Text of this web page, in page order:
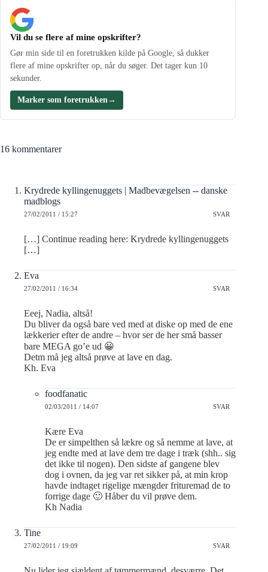
Vil du se flere af mine opskrifter?
Gør min side til en foretrukken kilde på Google, så dukker
flere af mine opskrifter op, når du søger. Det tager kun 10
sekunder.
Marker som foretrukken →
16 kommentarer
Krydrede kyllingenuggets | Madbevægelsen -- danske
madblogs
27/02/2011 / 15:27 SVAR
[…] Continue reading here: Krydrede kyllingenuggets
[…]
Eva
27/02/2011 / 16:34 SVAR
Eeej, Nadia, altså!
Du bliver da også bare ved med at diske op med de ene
lækkerier efter de andre – hvor ser de her små basser
bare MEGA go’e ud 😀
Detm må jeg altså prøve at lave en dag.
Kh. Eva
foodfanatic
02/03/2011 / 14:07 SVAR
Kære Eva
De er simpelthen så lækre og så nemme at lave, at
jeg endte med at lave dem tre dage i træk (shh.. sig
det ikke til nogen). Den sidste af gangene blev
dog i ovnen, da jeg var ret sikker på, at min krop
havde indtaget rigelige mængder frituremad de to
forrige dage 🙂 Håber du vil prøve dem.
Kh Nadia
Tine
27/02/2011 / 19:09 SVAR